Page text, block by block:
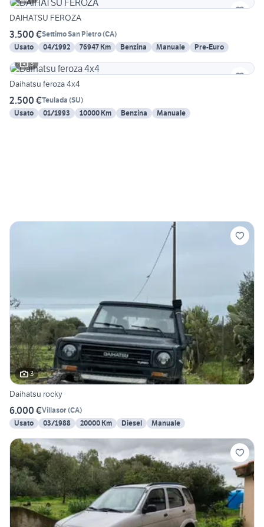
DAIHATSU FEROZA
3.500 €Settimo San Pietro(CA)
Usato
04/1992 76947 Km Benzina Manuale
Pre-Euro
3
Daihatsu feroza 4x4
2.500 €Teulada (SU)
Usato
01/1993 10000 Km Benzina Manuale
3
Daihatsu rocky
6.000 €Villasor(CA)
Usato
03/1988 20000 Km Diesel Manuale